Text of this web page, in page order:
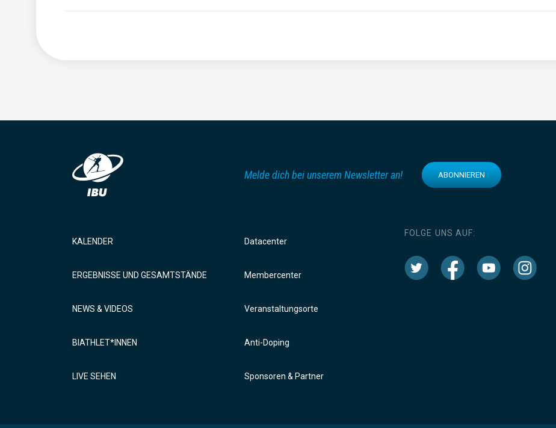
Melde dich bei unserem Newsletter an! ABONNIEREN
KALENDER
ERGEBNISSE UND GESAMTSTÄNDE
NEWS & VIDEOS
BIATHLET*INNEN
LIVE SEHEN
Datacenter
Membercenter
Veranstaltungsorte
Anti-Doping
Sponsoren & Partner
FOLGE UNS AUF: